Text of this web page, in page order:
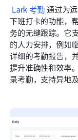
Lark 考勤 通过为
下班打卡的功能，
务的无缝跟踪。它
的人力安排，例如
详细的考勤报告，
提升准确性和效率
录考勤，支持异地